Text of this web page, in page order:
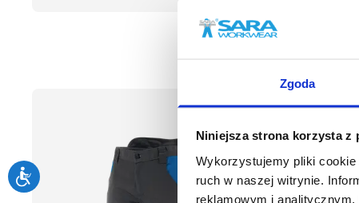
Zgoda
Niniejsza strona korzysta z
Wykorzystujemy pliki
ruch w naszej witrynie.
reklamowym i